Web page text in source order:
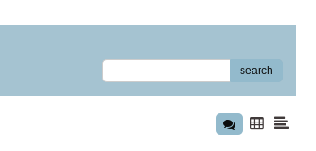
search